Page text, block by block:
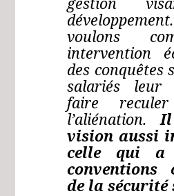
voulons
intervention
des conquêtes
salariés leur
faire reculer
l’aliénation.Il
vision aussi
celle qui a
conventions
de la sécurité